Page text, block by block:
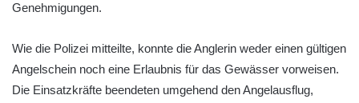
Genehmigungen.
Wie die Polizei mitteilte, konnte die Anglerin weder einen gültigen
Angelschein noch eine Erlaubnis für das Gewässer vorweisen.
Die Einsatzkräfte beendeten umgehend den Angelausflug,